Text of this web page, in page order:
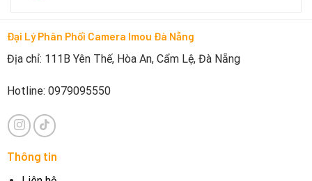
Đại Lý Phân Phối Camera Imou Đà Nẵng
Địa chỉ: 111B Yên Thế, Hòa An, Cẩm Lệ, Đà Nẵng
Hotline: 0979095550
Thông tin